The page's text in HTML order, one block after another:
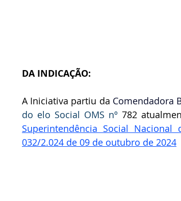
DA INDICAÇÃO:
A Iniciativa partiu da Comendadora
do elo Social OMS nº 782
Superintendência Social Nacional
032/2.024 de 09 de outubro de 2024